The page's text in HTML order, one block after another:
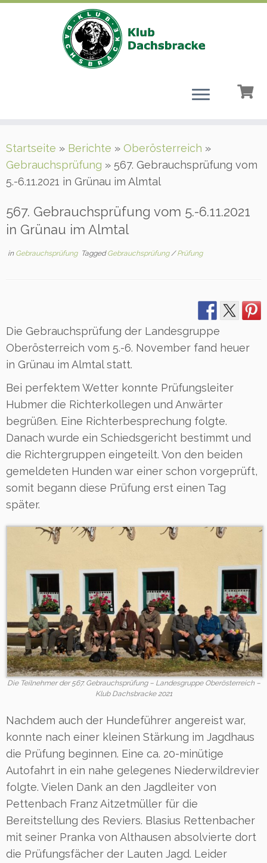
Inhalt
springen
Startseite » Berichte » Oberösterreich »
Gebrauchsprüfung » 567. Gebrauchsprüfung vom
5.-6.11.2021 in Grünau im Almtal
567. Gebrauchsprüfung vom 5.-6.11.2021
in Grünau im Almtal
in Gebrauchsprüfung TaggedGebrauchsprüfung/Prüfung
Die Gebrauchsprüfung der Landesgruppe
Oberösterreich vom 5.-6. November fand heuer
in Grünau im Almtal statt.
Bei perfektem Wetter konnte Prüfungsleiter
Hubmer die Richterkollegen und Anwärter
begrüßen. Eine Richterbesprechung folgte.
Danach wurde ein Schiedsgericht bestimmt und
die Richtergruppen eingeteilt. Von den beiden
gemeldeten Hunden war einer schon vorgeprüft,
somit begann diese Prüfung erst einen Tag
später.
Die Teilnehmer der 567. Gebrauchsprüfung – Landesgruppe Oberösterreich –
Klub Dachsbracke 2021
Nachdem auch der Hundeführer angereist war,
konnte nach einer kleinen Stärkung im Jagdhaus
die Prüfung beginnen. Eine ca. 20-minütige
Autofahrt in ein nahe gelegenes Niederwildrevier
folgte. Vielen Dank an den Jagdleiter von
Pettenbach Franz Aitzetmüller für die
Bereitstellung des Reviers. Blasius Rettenbacher
mit seiner Pranka von Althausen absolvierte dort
die Prüfungsfächer der Lauten Jagd. Leider